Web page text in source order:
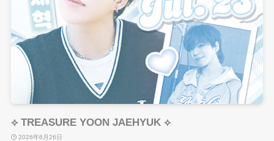
⟡ TREASURE YOON JAEHYUK ⟡
2026年6月26日